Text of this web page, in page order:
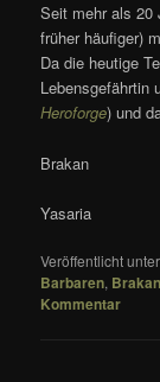
Seit mehr als 20
früher häufiger)
Da die heutige
Lebensgefährtin
Heroforge) und
Brakan
Yasaria
Veröffentlicht unter
Barbaren, Brakan
Kommentar